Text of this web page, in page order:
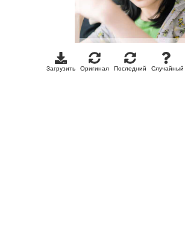
Загрузить Оригинал Последний Случайный